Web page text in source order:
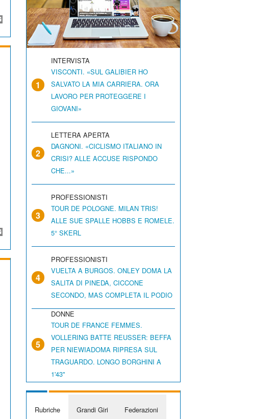
1
INTERVISTA
VISCONTI. «SUL GALIBIER HO
SALVATO LA MIA CARRIERA. ORA
LAVORO PER PROTEGGERE I
GIOVANI»
2
LETTERA APERTA
DAGNONI. «CICLISMO ITALIANO IN
CRISI? ALLE ACCUSE RISPONDO
CHE...»
3
PROFESSIONISTI
TOUR DE POLOGNE. MILAN TRIS!
ALLE SUE SPALLE HOBBS E ROMELE.
5° SKERL
4
PROFESSIONISTI
VUELTA A BURGOS. ONLEY DOMA LA
SALITA DI PINEDA, CICCONE
SECONDO, MAS COMPLETA IL PODIO
5
DONNE
TOUR DE FRANCE FEMMES.
VOLLERING BATTE REUSSER: BEFFA
PER NIEWIADOMA RIPRESA SUL
TRAGUARDO. LONGO BORGHINI A
1'43"
Rubriche Grandi Giri Federazioni